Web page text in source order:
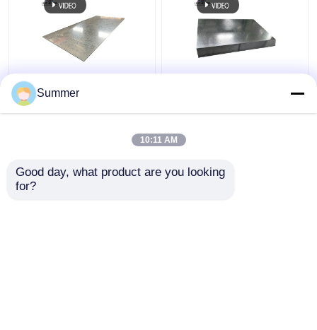
亜鉛塗装金属 平面 ホッ
トディップ 熱加熱鋼板
DX52D / SGCD1 グレー
Summer
10:11 AM
Good day, what product are you looking
for?